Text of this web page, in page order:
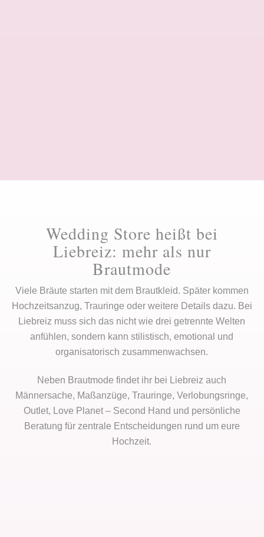
Wedding Store heißt bei
Liebreiz: mehr als nur
Brautmode
Viele Bräute starten mit dem Brautkleid. Später kommen
Hochzeitsanzug, Trauringe oder weitere Details dazu. Bei
Liebreiz muss sich das nicht wie drei getrennte Welten
anfühlen, sondern kann stilistisch, emotional und
organisatorisch zusammenwachsen.
Neben Brautmode findet ihr bei Liebreiz auch
Männersache, Maßanzüge, Trauringe, Verlobungsringe,
Outlet, Love Planet – Second Hand und persönliche
Beratung für zentrale Entscheidungen rund um eure
Hochzeit.